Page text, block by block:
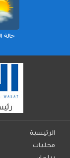
الرئيسية
محليات